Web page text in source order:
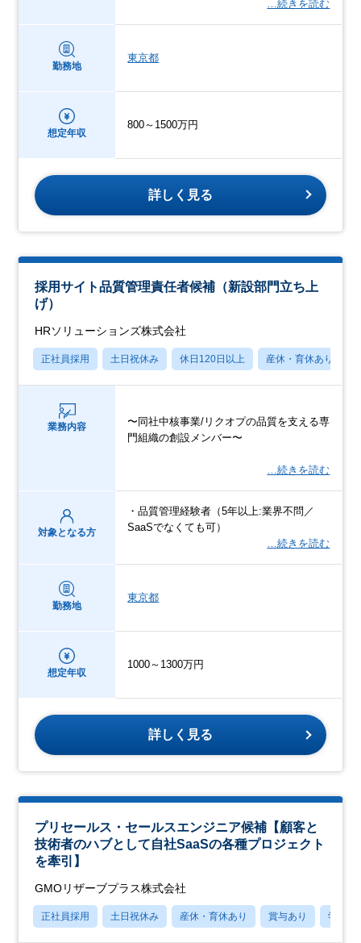
…続きを読む
勤務地
東京都
想定年収
800～1500万円
詳しく見る
採用サイト品質管理責任者候補（新設部門立ち上
げ）
HRソリューションズ株式会社
正社員採用 土日祝休み 休日120日以上 産休・育休あり
業務内容
〜同社中核事業/リクオプの品質を支える専
門組織の創設メンバー〜
…続きを読む
対象となる方
・品質管理経験者（5年以上:業界不問／
SaaSでなくても可）
…続きを読む
勤務地
東京都
想定年収
1000～1300万円
詳しく見る
プリセールス・セールスエンジニア候補【顧客と
技術者のハブとして自社SaaSの各種プロジェクト
を牽引】
GMOリザーブプラス株式会社
正社員採用 土日祝休み 産休・育休あり 賞与あり 学歴不